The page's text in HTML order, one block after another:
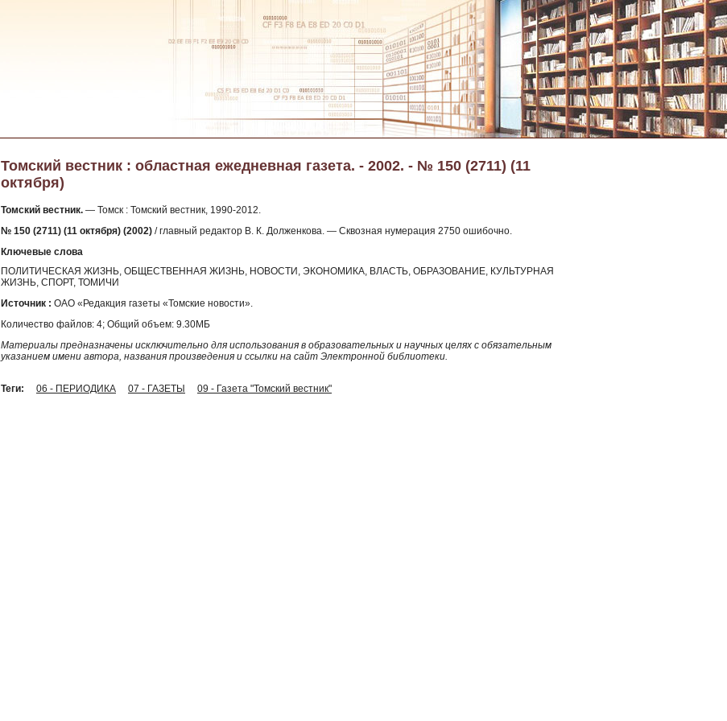
Томский вестник : областная ежедневная газета. - 2002. - № 150 (2711) (11
октября)
Томский вестник. — Томск : Томский вестник, 1990-2012.
№ 150 (2711) (11 октября) (2002) / главный редактор В. К. Долженкова. — Сквозная нумерация 2750 ошибочно.
Ключевые слова
ПОЛИТИЧЕСКАЯ ЖИЗНЬ, ОБЩЕСТВЕННАЯ ЖИЗНЬ, НОВОСТИ, ЭКОНОМИКА, ВЛАСТЬ, ОБРАЗОВАНИЕ, КУЛЬТУРНАЯ
ЖИЗНЬ, СПОРТ, ТОМИЧИ
Источник : ОАО «Редакция газеты «Томские новости».
Количество файлов: 4; Общий объем: 9.30МБ
Материалы предназначены исключительно для использования в образовательных и научных целях с обязательным
указанием имени автора, названия произведения и ссылки на сайт Электронной библиотеки.
Теги: 06 - ПЕРИОДИКА 07 - ГАЗЕТЫ 09 - Газета "Томский вестник"